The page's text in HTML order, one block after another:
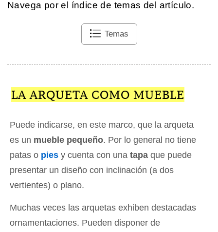
Navega por el índice de temas del artículo.
Temas
LA ARQUETA COMO MUEBLE
Puede indicarse, en este marco, que la arqueta
es un mueble pequeño. Por lo general no tiene
patas o pies y cuenta con una tapa que puede
presentar un diseño con inclinación (a dos
vertientes) o plano.
Muchas veces las arquetas exhiben destacadas
ornamentaciones. Pueden disponer de